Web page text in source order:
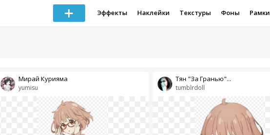
Эффекты Наклейки Текстуры Фоны Рамки
yumisu
Мирай Курияма
tumblrdoll
Тян "За Гранью"...